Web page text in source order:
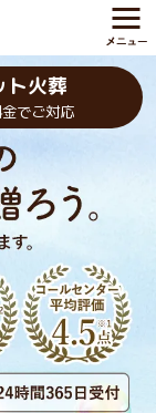
ト火葬
でご対応